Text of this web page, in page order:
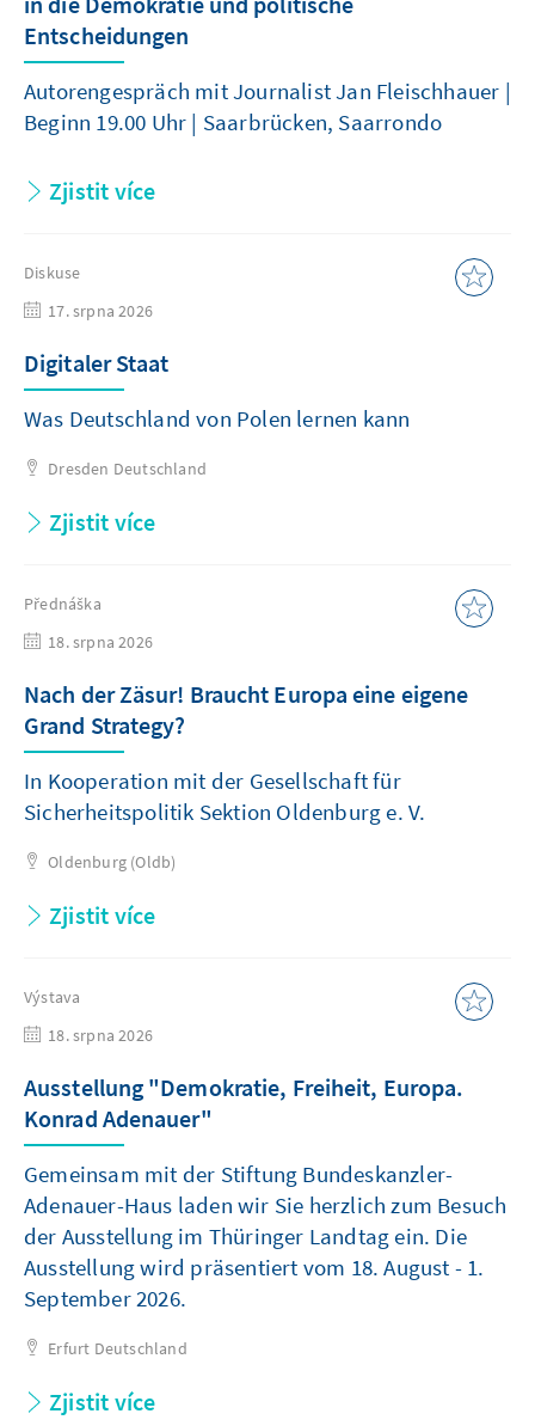
Entscheidungen
Autorengespräch mit Journalist Jan Fleischhauer |
Beginn 19.00 Uhr | Saarbrücken, Saarrondo
Zjistit více
Diskuse
17. srpna 2026
Digitaler Staat
Was Deutschland von Polen lernen kann
Dresden Deutschland
Zjistit více
Přednáška
18. srpna 2026
Nach der Zäsur! Braucht Europa eine eigene
Grand Strategy?
In Kooperation mit der Gesellschaft für
Sicherheitspolitik Sektion Oldenburg e. V.
Oldenburg (Oldb)
Zjistit více
Výstava
18. srpna 2026
Ausstellung "Demokratie, Freiheit, Europa.
Konrad Adenauer"
Gemeinsam mit der Stiftung Bundeskanzler-
Adenauer-Haus laden wir Sie herzlich zum Besuch
der Ausstellung im Thüringer Landtag ein. Die
Ausstellung wird präsentiert vom 18. August - 1.
September 2026.
Erfurt Deutschland
Zjistit více